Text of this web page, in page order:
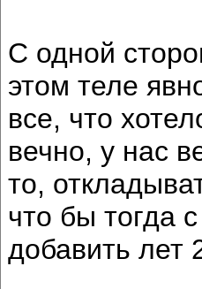
С одной
этом теле
все, что
вечно, у нас
то,
что бы тогда
добавить лет